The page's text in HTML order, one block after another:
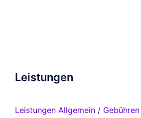
Leistungen
Leistungen Allgemein /